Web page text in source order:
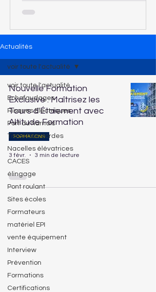
Actualités
voir toute l'actualité
Echafaudages
Risques Electriques
Port du harnais
Travail sur cordes
Nacelles élévatrices
CACES
élingage
Pont roulant
Sites écoles
Formateurs
matériel EPI
vente équipement
Interview
Prévention
Formations
Certifications
voir toute l'actualité
Nouvelle Formation
Exclusive : Maîtrisez les
Tours d'Étaiement avec
Altitude Formation
FORMATIONS
3 févr. 3 min de lecture